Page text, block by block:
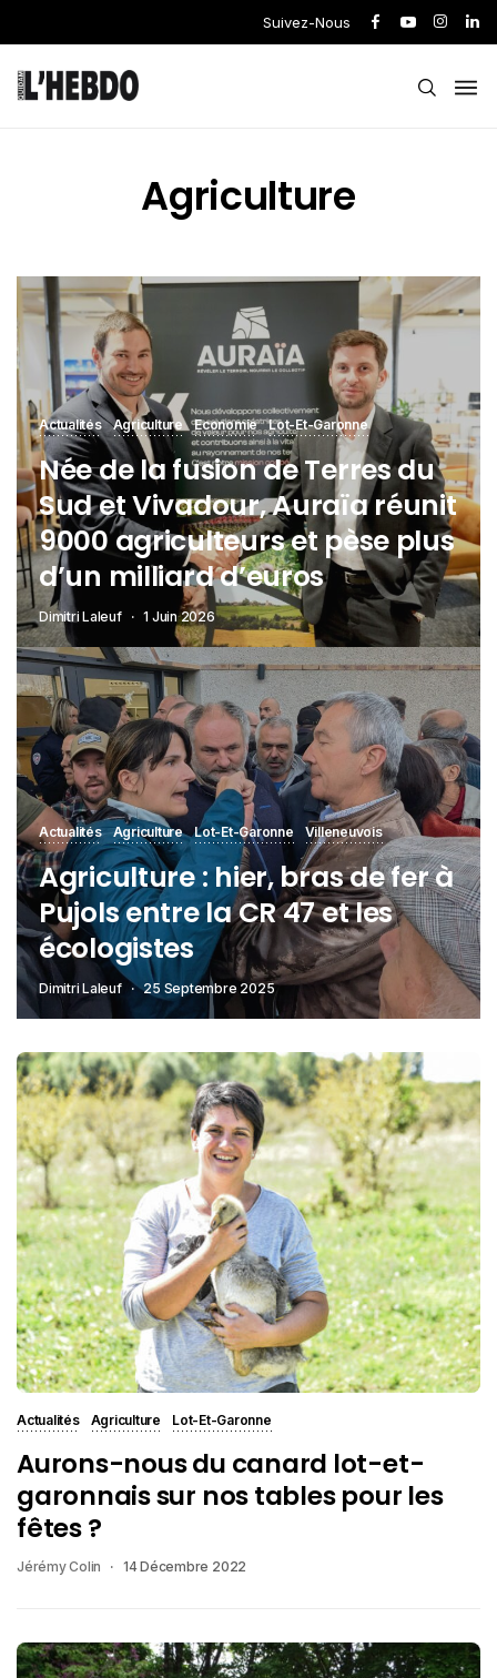
Suivez-Nous
Agriculture
Actualités Agriculture Economie Lot-Et-Garonne
Née de la fusion de Terres du
Sud et Vivadour, Auraïa réunit
9000 agriculteurs et pèse plus
d’un milliard d’euros
Dimitri Laleuf 1 Juin 2026
Actualités Agriculture Lot-Et-Garonne Villeneuvois
Agriculture : hier, bras de fer à
Pujols entre la CR 47 et les
écologistes
Dimitri Laleuf 25 Septembre 2025
Actualités Agriculture Lot-Et-Garonne
Aurons-nous du canard lot-et-
garonnais sur nos tables pour les
fêtes ?
Jérémy Colin 14 Décembre 2022